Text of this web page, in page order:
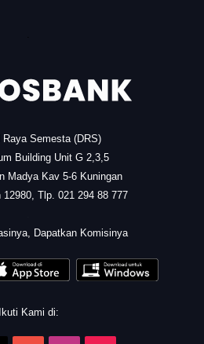
Raya Semesta (DRS)
Building Unit G 2,3,5
Madya Kav 5-6 Kuningan
Tlp. 021 294 88 777
Dapatkan Komisinya
Ikuti Kami di: